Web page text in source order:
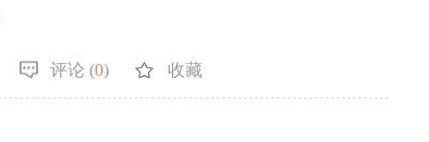
评论 (0) 收藏